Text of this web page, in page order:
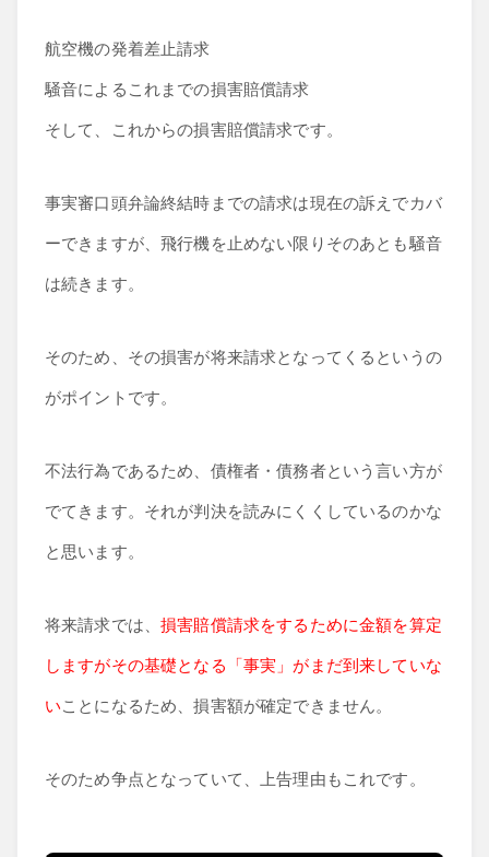
航空機の発着差止請求
騒音によるこれまでの損害賠償請求
そして、これからの損害賠償請求です。
事実審口頭弁論終結時までの請求は現在の訴えでカバ
ーできますが、飛行機を止めない限りそのあとも騒音
は続きます。
そのため、その損害が将来請求となってくるというの
がポイントです。
不法行為であるため、債権者・債務者という言い方が
でてきます。それが判決を読みにくくしているのかな
と思います。
将来請求では、損害賠償請求をするために金額を算定
しますがその基礎となる「事実」がまだ到来していな
いことになるため、損害額が確定できません。
そのため争点となっていて、上告理由もこれです。